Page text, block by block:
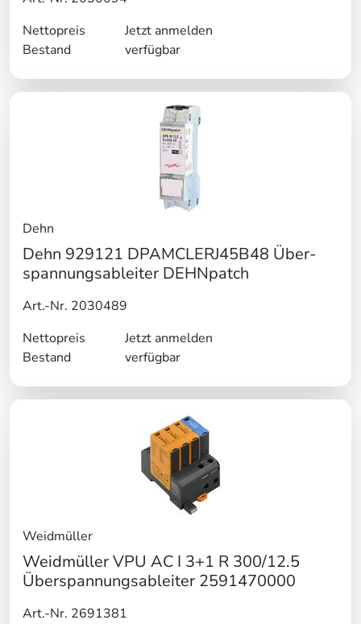
Nettopreis
Jetzt anmelden
Bestand
verfügbar
Dehn
Dehn 929121 DPAMCLERJ45B48 Über-
spannungsableiter DEHNpatch
Art.-Nr. 2030489
Nettopreis
Jetzt anmelden
Bestand
verfügbar
Weidmüller
Weidmüller VPU AC I 3+1 R 300/12.5
Überspannungsableiter 2591470000
Art.-Nr. 2691381